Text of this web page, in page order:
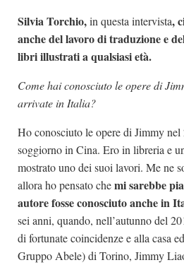
Silvia Torchio,in questa intervista,
anche del lavoro di traduzione e
libri illustrati a qualsiasi età.
Come hai conosciuto le opere di
arrivate in Italia?
Ho conosciuto le opere di Jimmy
soggiorno in Cina. Ero in libreria e
mostrato uno dei suoi lavori. Me ne
allora ho pensato chemi sarebbe
autore fosse conosciuto anche in
sei anni, quando, nell’autunno del
di fortunate coincidenze e alla casa
Gruppo Abele) di Torino, Jimmy